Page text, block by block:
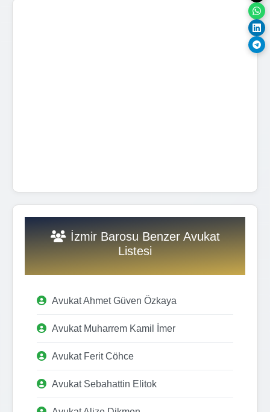
İzmir Barosu Benzer Avukat
Listesi
Avukat Ahmet Güven Özkaya
Avukat Muharrem Kamil İmer
Avukat Ferit Cöhce
Avukat Sebahattin Elitok